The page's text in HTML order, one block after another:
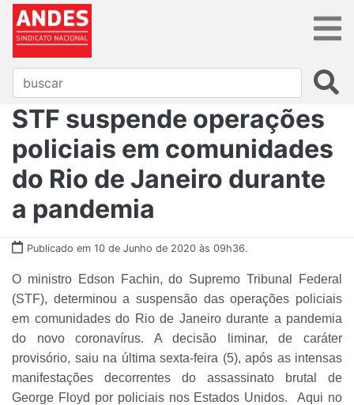
STF suspende operações
policiais em comunidades
do Rio de Janeiro durante
a pandemia
Publicado em 10 de Junho de 2020 às 09h36.
O ministro Edson Fachin, do Supremo Tribunal Federal
(STF), determinou a suspensão das operações policiais
em comunidades do Rio de Janeiro durante a pandemia
do novo coronavírus. A decisão liminar, de caráter
provisório, saiu na última sexta-feira (5), após as intensas
manifestações decorrentes do assassinato brutal de
George Floyd por policiais nos Estados Unidos. Aqui no